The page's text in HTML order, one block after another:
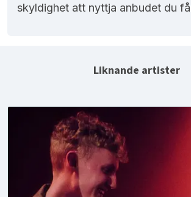
skyldighet att nyttja anbudet du
Liknande artister